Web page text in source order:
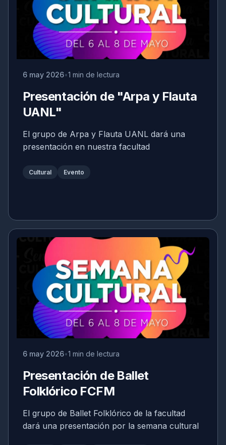
6 may 2026 1 min de lectura
Presentación de "Arpa y Flauta
UANL"
El grupo de Arpa y Flauta UANL dará una
presentación en nuestra facultad
Cultural Evento
6 may 2026 1 min de lectura
Presentación de Ballet
Folklórico FCFM
El grupo de Ballet Folklórico de la facultad
dará una presentación por la semana cultural